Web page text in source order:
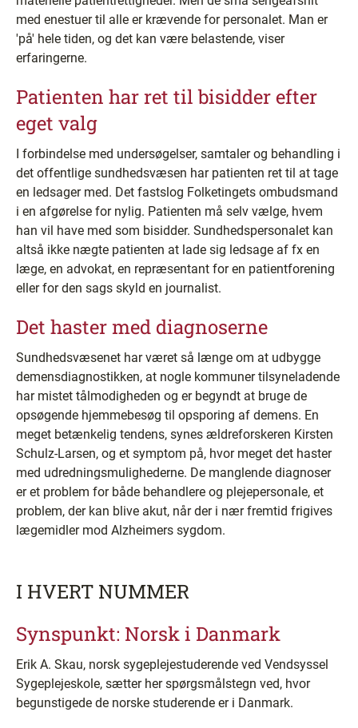
med enestuer til alle er krævende for personalet. Man er
'på' hele tiden, og det kan være belastende, viser
erfaringerne.
Patienten har ret til bisidder efter
eget valg
I forbindelse med undersøgelser, samtaler og behandling i
det offentlige sundhedsvæsen har patienten ret til at tage
en ledsager med. Det fastslog Folketingets ombudsmand
i en afgørelse for nylig. Patienten må selv vælge, hvem
han vil have med som bisidder. Sundhedspersonalet kan
altså ikke nægte patienten at lade sig ledsage af fx en
læge, en advokat, en repræsentant for en patientforening
eller for den sags skyld en journalist.
Det haster med diagnoserne
Sundhedsvæsenet har været så længe om at udbygge
demensdiagnostikken, at nogle kommuner tilsyneladende
har mistet tålmodigheden og er begyndt at bruge de
opsøgende hjemmebesøg til opsporing af demens. En
meget betænkelig tendens, synes ældreforskeren Kirsten
Schulz-Larsen, og et symptom på, hvor meget det haster
med udredningsmulighederne. De manglende diagnoser
er et problem for både behandlere og plejepersonale, et
problem, der kan blive akut, når der i nær fremtid frigives
lægemidler mod Alzheimers sygdom.
I HVERT NUMMER
Synspunkt: Norsk i Danmark
Erik A. Skau, norsk sygeplejestuderende ved Vendsyssel
Sygeplejeskole, sætter her spørgsmålstegn ved, hvor
begunstigede de norske studerende er i Danmark.